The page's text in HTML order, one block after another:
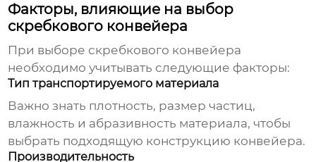
Факторы, влияющие на выбор
скребкового конвейера
При выборе скребкового конвейера
необходимо учитывать следующие факторы:
Тип транспортируемого материала
Важно знать плотность, размер частиц,
влажность и абразивность материала, чтобы
выбрать подходящую конструкцию конвейера.
Производительность